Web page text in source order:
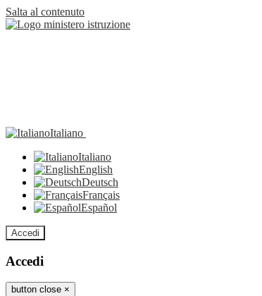
Salta al contenuto
Italiano
Italiano
English
Deutsch
Français
Español
Accedi
Accedi
button close ×